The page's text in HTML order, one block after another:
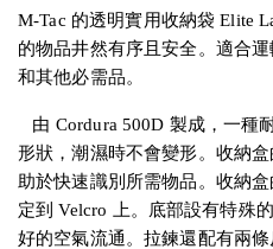
M-Tac 的透明實用收納袋 Elite
的物品井然有序且安全。適合
和其他必需品。
由 Cordura 500D 製成，一種
形狀，潮濕時不會變形。收納
助於快速識別所需物品。收納
定到 Velcro 上。底部設有特殊
好的空氣流通。拉鍊還配有兩